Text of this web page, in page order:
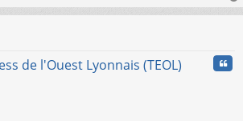
au
de l'Ouest Lyonnais (TEOL)